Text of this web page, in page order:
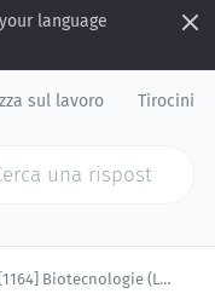
language
sul lavoro Tirocini
[1164] Biotecnologie (L) - Biotecnologie per l'ambiente; Morfo Funzionale; Biotecnologie Farmaceutiche e Biotecnologie per l’Ambiente e l’Agro-Industria